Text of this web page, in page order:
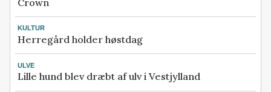
KULTUR
Herregård holder høstdag
ULVE
Lille hund blev dræbt af ulv i Vestjylland